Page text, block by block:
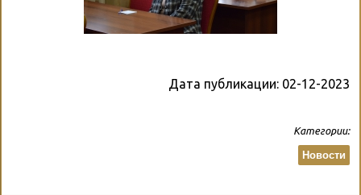
Дата публикации: 02-12-2023
Категории:
Новости